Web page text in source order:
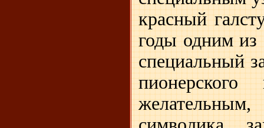
красный
годы одним из
специальный